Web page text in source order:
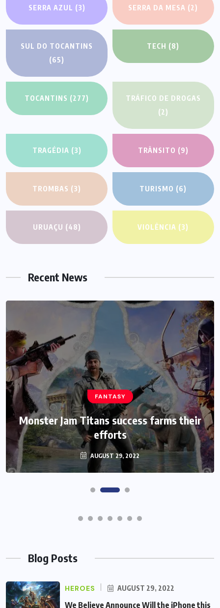
SERRA AZUL (3) SERRA DA MESA (2)
SUL DO TOCANTINS
(65)
TECH (8)
TOCANTINS (277)
TRÁFICO DE DROGAS
(2)
TRAGÉDIA (3) TRÂNSITO (9)
TROMBAS (3) TURISMO (6)
URUAÇU (48) VIOLÊNCIA (3)
Recent News
HEROES
Assassin’s Creed Clip Swiss as State
Secretart for
AUGUST 29, 2022
Blog Posts
HEROES AUGUST 29, 2022
We Believe Announce Will the iPhone this